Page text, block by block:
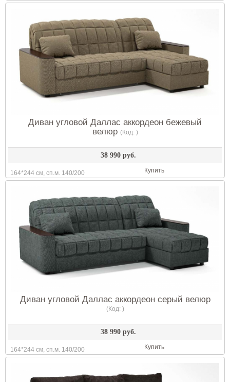
Диван угловой Даллас аккордеон бежевый
велюр (Код: )
38 990 руб.
164*244 см, сп.м. 140/200 Купить
Диван угловой Даллас аккордеон серый велюр
(Код: )
38 990 руб.
164*244 см, сп.м. 140/200 Купить